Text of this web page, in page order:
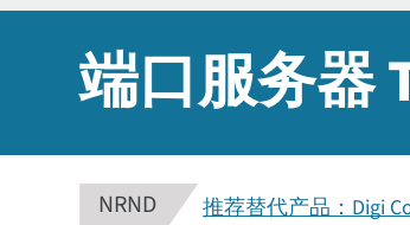
端口服务器
NRND 推荐替代产品：Digi